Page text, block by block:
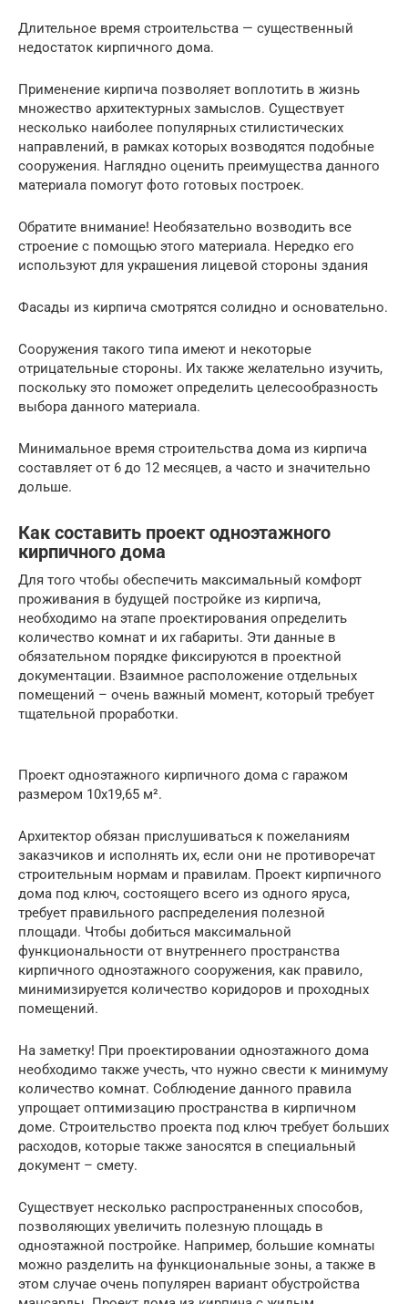
Длительное время строительства — существенный
недостаток кирпичного дома.
Применение кирпича позволяет воплотить в жизнь
множество архитектурных замыслов. Существует
несколько наиболее популярных стилистических
направлений, в рамках которых возводятся подобные
сооружения. Наглядно оценить преимущества данного
материала помогут фото готовых построек.
Обратите внимание! Необязательно возводить все
строение с помощью этого материала. Нередко его
используют для украшения лицевой стороны здания
Фасады из кирпича смотрятся солидно и основательно.
Сооружения такого типа имеют и некоторые
отрицательные стороны. Их также желательно изучить,
поскольку это поможет определить целесообразность
выбора данного материала.
Минимальное время строительства дома из кирпича
составляет от 6 до 12 месяцев, а часто и значительно
дольше.
Как составить проект одноэтажного
кирпичного дома
Для того чтобы обеспечить максимальный комфорт
проживания в будущей постройке из кирпича,
необходимо на этапе проектирования определить
количество комнат и их габариты. Эти данные в
обязательном порядке фиксируются в проектной
документации. Взаимное расположение отдельных
помещений – очень важный момент, который требует
тщательной проработки.
Проект одноэтажного кирпичного дома с гаражом
размером 10х19,65 м².
Архитектор обязан прислушиваться к пожеланиям
заказчиков и исполнять их, если они не противоречат
строительным нормам и правилам. Проект кирпичного
дома под ключ, состоящего всего из одного яруса,
требует правильного распределения полезной
площади. Чтобы добиться максимальной
функциональности от внутреннего пространства
кирпичного одноэтажного сооружения, как правило,
минимизируется количество коридоров и проходных
помещений.
На заметку! При проектировании одноэтажного дома
необходимо также учесть, что нужно свести к минимуму
количество комнат. Соблюдение данного правила
упрощает оптимизацию пространства в кирпичном
доме. Строительство проекта под ключ требует больших
расходов, которые также заносятся в специальный
документ – смету.
Существует несколько распространенных способов,
позволяющих увеличить полезную площадь в
одноэтажной постройке. Например, большие комнаты
можно разделить на функциональные зоны, а также в
этом случае очень популярен вариант обустройства